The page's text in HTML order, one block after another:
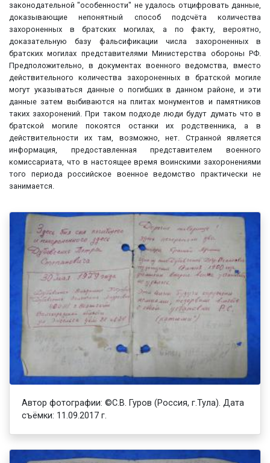
законодательной "особенности" не удалось отцифровать данные,
доказывающие непонятный способ подсчёта количества
захороненных в братских могилах, а по факту, вероятно,
доказательную базу фальсификации числа захороненных в
братских могилах представителями Министерства обороны РФ.
Предположительно, в документах военного ведомства, вместо
действительного количества захороненных в братской могиле
могут указываться данные о погибших в данном районе, и эти
данные затем выбиваются на плитах монументов и памятников
таких захоронений. При таком подходе люди будут думать что в
братской могиле покоятся останки их родственника, а в
действительности их там, возможно, нет. Странной является
информация, предоставленная представителем военного
комиссариата, что в настоящее время воинскими захоронениями
того периода российское военное ведомство практически не
занимается.
Автор фотографии: ©С.В. Гуров (Россия, г.Тула). Дата
съёмки: 11.09.2017 г.